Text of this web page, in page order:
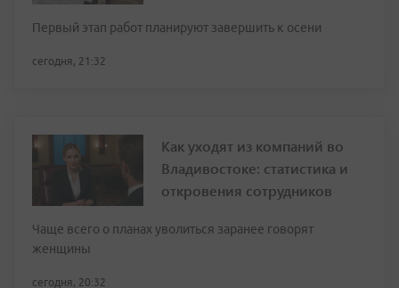
Первый этап работ планируют завершить к осени
сегодня, 21:32
Как уходят из компаний во
Владивостоке: статистика и
откровения сотрудников
Чаще всего о планах уволиться заранее говорят
женщины
сегодня, 20:32